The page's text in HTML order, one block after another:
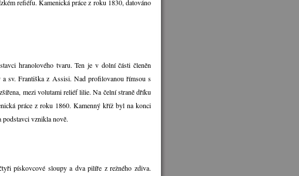
refiéfu. Kamenická práce z roku 1830, datováno
hranolového tvaru. Ten je v dolní části členěn
sv. Františka z Assisi. Nad profilovanou římsou s
mezi volutami reliéf lilie. Na čelní straně dříku
práce z roku 1860. Kamenný kříž byl na konci
vznikla nově.
pískovcové sloupy a dva pilíře z režného zdiva.